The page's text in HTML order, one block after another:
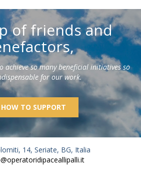
of friends and
achieve so many beneficial initiatives so
for our work.
HOW TO SUPPORT
14, Seriate, BG, Italia